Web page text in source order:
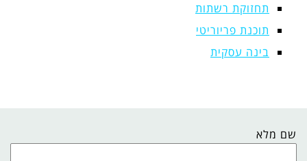
תחזוקת רשתות
תוכנת פריוריטי
בינה עסקית
שם מלא